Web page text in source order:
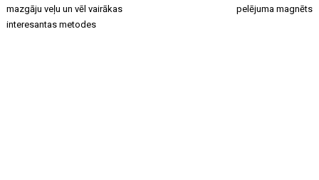
mazgāju veļu un vēl vairākas
interesantas metodes
pelējuma magnēts